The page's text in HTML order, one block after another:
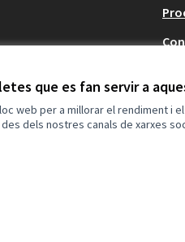
que es fan servir a
web per a millorar el rendiment i
dels nostres canals de xarxes